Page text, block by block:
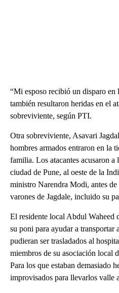
“Mi esposo recibió un disparo en
también resultaron heridas en el
sobreviviente, según PTI.
Otra sobreviviente, Asavari
hombres armados entraron en la
familia. Los atacantes acusaron a
ciudad de Pune, al oeste de la
ministro Narendra Modi, antes
varones de Jagdale, incluido su
El residente local Abdul Waheed
su poni para ayudar a transportar
pudieran ser trasladados al
miembros de su asociación local
Para los que estaban demasiado
improvisados ​​para llevarlos valle